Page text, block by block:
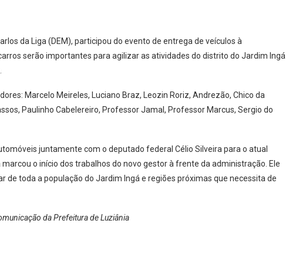
da Liga (DEM), participou do evento de entrega de veículos à
serão importantes para agilizar as atividades do distrito do Jardim Ingá
Marcelo Meireles, Luciano Braz, Leozin Roriz, Andrezão, Chico da
Paulinho Cabelereiro, Professor Jamal, Professor Marcus, Sergio do
juntamente com o deputado federal Célio Silveira para o atual
o início dos trabalhos do novo gestor à frente da administração. Ele
de toda a população do Jardim Ingá e regiões próximas que necessita de
da Prefeitura de Luziânia